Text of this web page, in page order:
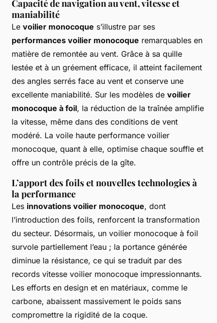
Capacité de navigation au vent, vitesse et
maniabilité
Le voilier monocoque s’illustre par ses
performances voilier monocoque remarquables en
matière de remontée au vent. Grâce à sa quille
lestée et à un gréement efficace, il atteint facilement
des angles serrés face au vent et conserve une
excellente maniabilité. Sur les modèles de voilier
monocoque à foil, la réduction de la traînée amplifie
la vitesse, même dans des conditions de vent
modéré. La voile haute performance voilier
monocoque, quant à elle, optimise chaque souffle et
offre un contrôle précis de la gîte.
L’apport des foils et nouvelles technologies à
la performance
Les innovations voilier monocoque, dont
l’introduction des foils, renforcent la transformation
du secteur. Désormais, un voilier monocoque à foil
survole partiellement l’eau ; la portance générée
diminue la résistance, ce qui se traduit par des
records vitesse voilier monocoque impressionnants.
Les efforts en design et en matériaux, comme le
carbone, abaissent massivement le poids sans
compromettre la rigidité de la coque.